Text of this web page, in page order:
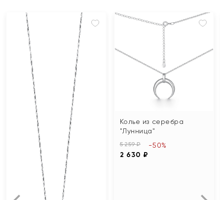
Колье из серебра
"Лунница"
5 259 ₽
2 630 ₽
-50%